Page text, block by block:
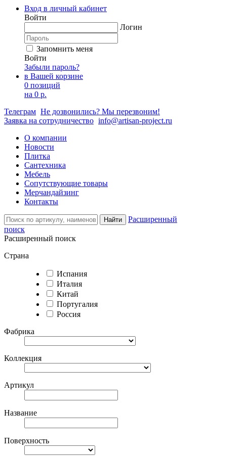
Вход в личный кабинет
Войти
Логин
Запомнить меня
Войти
Забыли пароль?
в Вашей корзине
0 позиций
на 0 р.
Телеграм Не дозвонились? Мы перезвоним!
Заявка на сотрудничество info@artisan-project.ru
О компании
Новости
Плитка
Сантехника
Мебель
Сопутствующие товары
Мерчандайзинг
Контакты
Найти
Расширенный
поиск
Расширенный поиск
Страна
Испания
Италия
Китай
Португалия
Россия
Фабрика
Коллекция
Артикул
Название
Поверхность